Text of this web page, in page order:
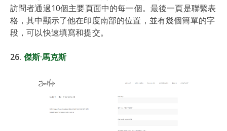
訪問者通過10個主要頁面中的每一個。最後一頁是聯繫表
格，其中顯示了他在印度南部的位置，並有幾個簡單的字
段，可以快速填寫和提交。
26. 傑斯·馬克斯